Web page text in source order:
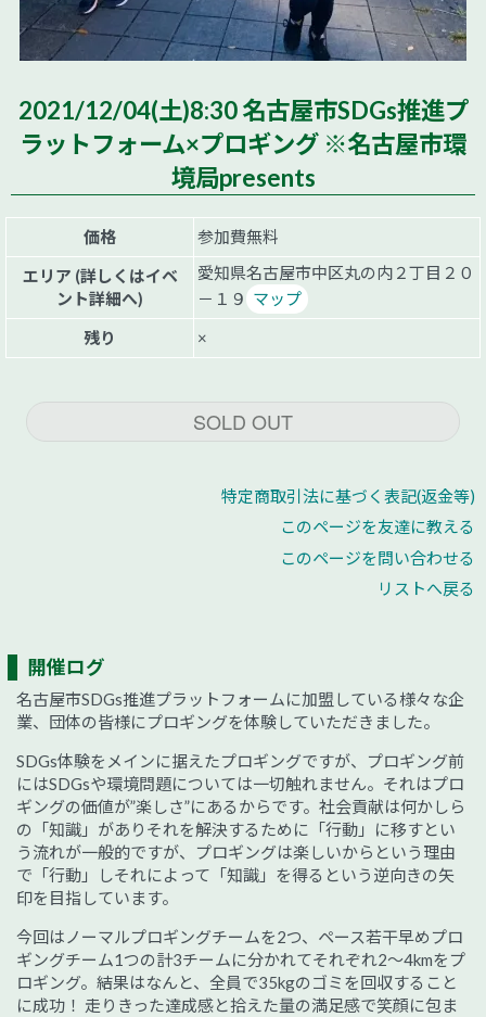
2021/12/04(土)8:30 名古屋市SDGs推進プ
ラットフォーム×プロギング ※名古屋市環
境局presents
価格
参加費無料
エリア (詳しくはイベ
ント詳細へ)
愛知県名古屋市中区丸の内２丁目２０
－１９ マップ
残り
×
SOLD OUT
特定商取引法に基づく表記(返金等)
このページを友達に教える
このページを問い合わせる
リストへ戻る
開催ログ
名古屋市SDGs推進プラットフォームに加盟している様々な企
業、団体の皆様にプロギングを体験していただきました。
SDGs体験をメインに据えたプロギングですが、プロギング前
にはSDGsや環境問題については一切触れません。それはプロ
ギングの価値が”楽しさ”にあるからです。社会貢献は何かしら
の「知識」がありそれを解決するために「行動」に移すとい
う流れが一般的ですが、プロギングは楽しいからという理由
で「行動」しそれによって「知識」を得るという逆向きの矢
印を目指しています。
今回はノーマルプロギングチームを2つ、ペース若干早めプロ
ギングチーム1つの計3チームに分かれてそれぞれ2～4kmをプ
ロギング。結果はなんと、全員で35kgのゴミを回収すること
に成功！ 走りきった達成感と拾えた量の満足感で笑顔に包ま